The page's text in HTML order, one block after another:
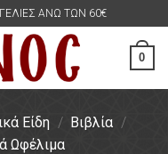
ΑΝΩ ΤΩΝ 60€
0
Είδη / Βιβλία /
Ωφέλιμα